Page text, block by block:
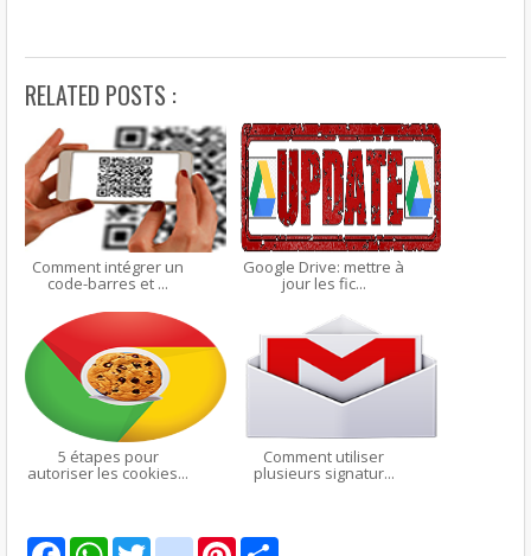
RELATED POSTS :
Comment intégrer un
code-barres et ...
Google Drive: mettre à
jour les fic...
5 étapes pour
autoriser les cookies...
Comment utiliser
plusieurs signatur...
F W T g P